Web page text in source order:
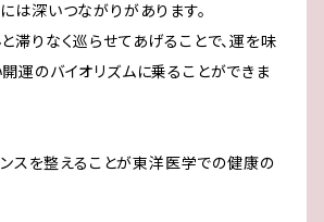
は深いつながりがあります。
滞りなく巡らせてあげることで、運を味
運のバイオリズムに乗ることができま
ンスを整えることが東洋医学での健康の